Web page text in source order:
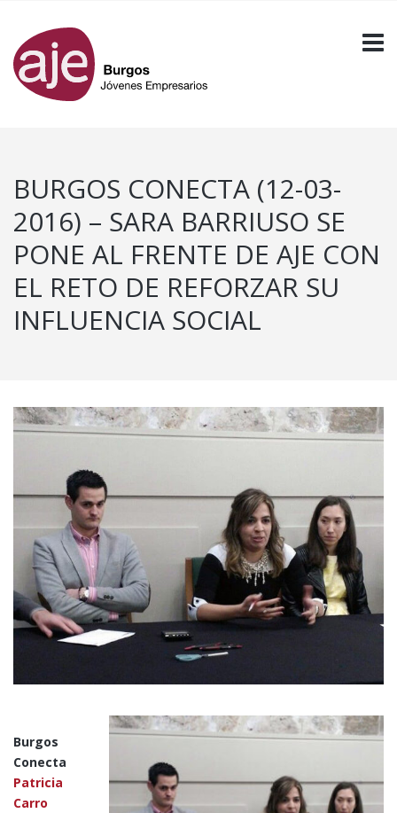
BURGOS CONECTA (12-03-
2016) – SARA BARRIUSO SE
PONE AL FRENTE DE AJE CON
EL RETO DE REFORZAR SU
INFLUENCIA SOCIAL
Burgos
Conecta
Patricia
Carro